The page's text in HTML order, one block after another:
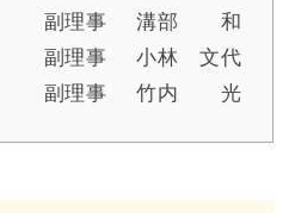
理事 溝部 和
理事 小林 文代
理事 竹内 光